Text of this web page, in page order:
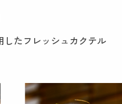
したフレッシュカクテル